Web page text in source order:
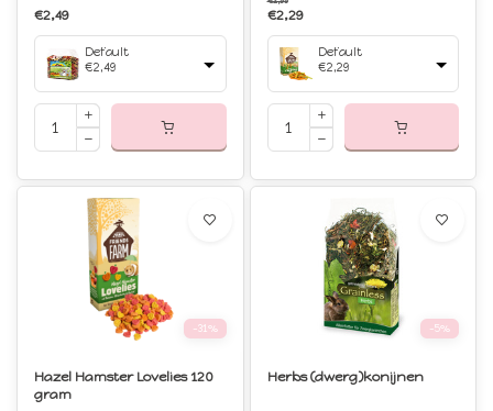
€2,49
Default
€2,49
€2,29
Default
€2,29
-31%
Hazel Hamster Lovelies 120
gram
-5%
Herbs (dwerg)konijnen